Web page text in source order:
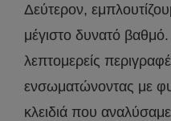
Δεύτερον,
μέγιστο δυνατό
λεπτομερείς
ενσωματώνοντας με
κλειδιά που